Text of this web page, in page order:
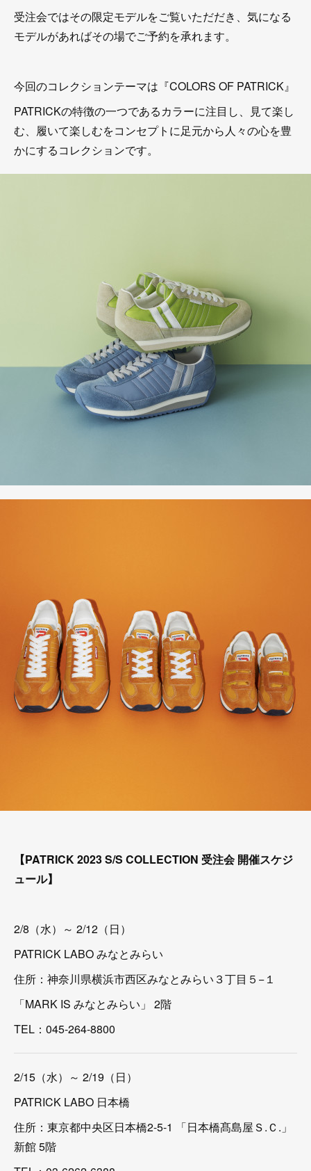
受注会ではその限定モデルをご覧いただだき、気になる
モデルがあればその場でご予約を承れます。
今回のコレクションテーマは『COLORS OF PATRICK』
PATRICKの特徴の一つであるカラーに注目し、見て楽し
む、履いて楽しむをコンセプトに足元から人々の心を豊
かにするコレクションです。
【PATRICK 2023 S/S COLLECTION 受注会 開催スケジ
ュール】
2/8（水）～ 2/12（日）
PATRICK LABO みなとみらい
住所：神奈川県横浜市西区みなとみらい３丁目５−１
「MARK IS みなとみらい」 2階
TEL：045-264-8800
2/15（水）～ 2/19（日）
PATRICK LABO 日本橋
住所：東京都中央区日本橋2-5-1 「日本橋髙島屋Ｓ.Ｃ.」
新館 5階